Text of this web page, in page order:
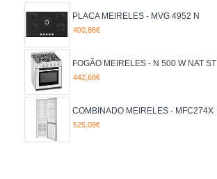
PLACA MEIRELES - MVG 4952 N
400,86€
FOGÃO MEIRELES - N 500 W NAT ST
442,68€
COMBINADO MEIRELES - MFC274X
525,09€